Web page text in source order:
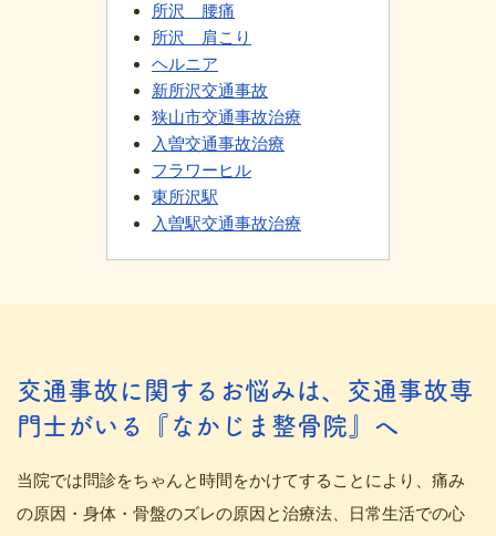
所沢 腰痛
所沢 肩こり
ヘルニア
新所沢交通事故
狭山市交通事故治療
入曽交通事故治療
フラワーヒル
東所沢駅
入曽駅交通事故治療
交通事故に関するお悩みは、交通事故専
門士がいる『なかじま整骨院』へ
当院では問診をちゃんと時間をかけてすることにより、痛み
の原因・身体・骨盤のズレの原因と治療法、日常生活での心